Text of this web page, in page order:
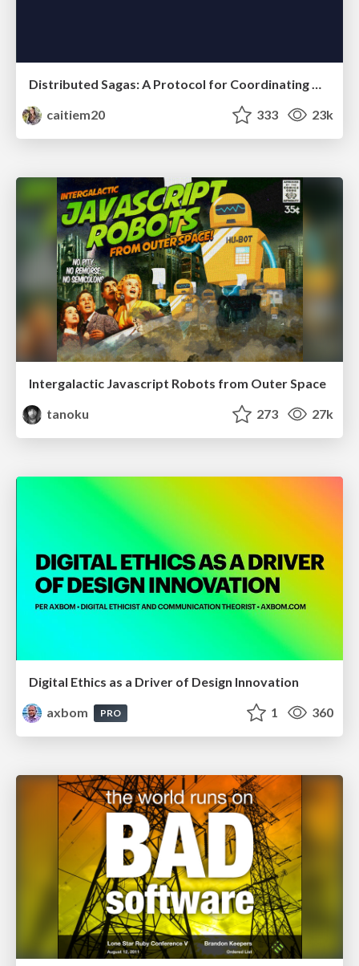
Distributed Sagas: A Protocol for Coordinating Microservices
caitiem20
333 23k
Intergalactic Javascript Robots from Outer Space
tanoku
273 27k
Digital Ethics as a Driver of Design Innovation
axbom
PRO 1 360